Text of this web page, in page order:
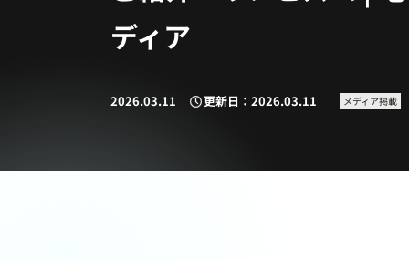
ディア
2026.03.11 更新日：2026.03.11 メディア掲載